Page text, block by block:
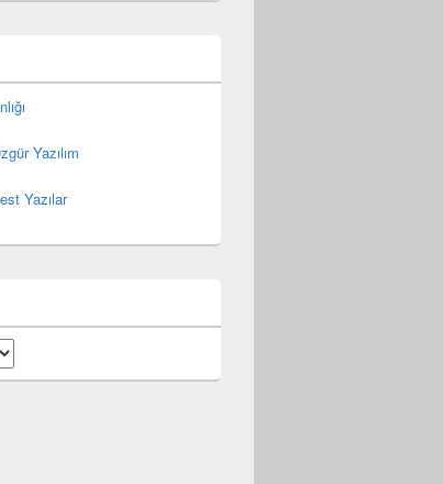
Yazılım
Yazılar